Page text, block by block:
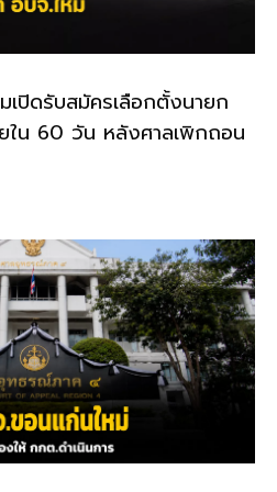
ปิดรับสมัครเลือกตั้งนายก
ใน 60 วัน หลังศาลเพิกถอน